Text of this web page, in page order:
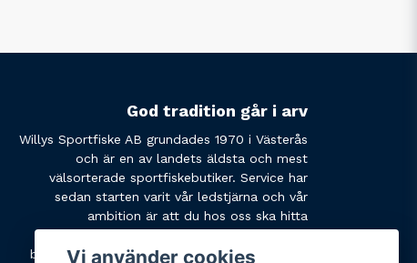
God tradition går i arv
Willys Sportfiske AB grundades 1970 i Västerås
och är en av landets äldsta och mest
välsorterade sportfiskebutiker. Service har
sedan starten varit vår ledstjärna och vår
ambition är att du hos oss ska hitta
behöver. Tveka inte att slå oss en signal eller
Vi använder cookies